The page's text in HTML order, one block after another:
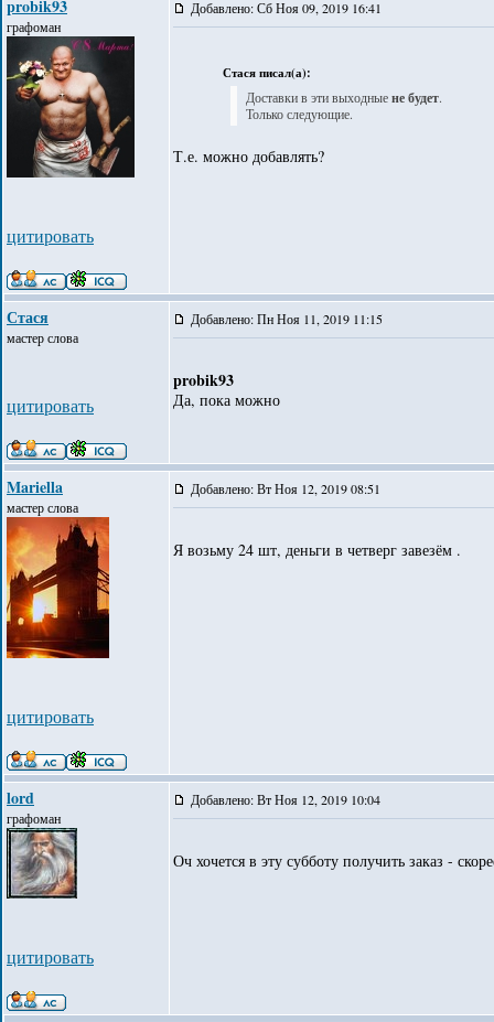
probik93
графоман
цитировать
Добавлено: Сб Ноя 09, 2019 16:41
Стася писал(а):
Доставки в эти выходныене будет.
Только следующие.
Т.е. можно добавлять?
Стася
мастер слова
цитировать
Добавлено: Пн Ноя 11, 2019 11:15
probik93
Да, пока можно
Mariella
мастер слова
цитировать
Добавлено: Вт Ноя 12, 2019 08:51
Я возьму 24 шт, деньги в четверг завезём .
lord
графоман
цитировать
Добавлено: Вт Ноя 12, 2019 10:04
Оч хочется в эту субботу получить заказ -